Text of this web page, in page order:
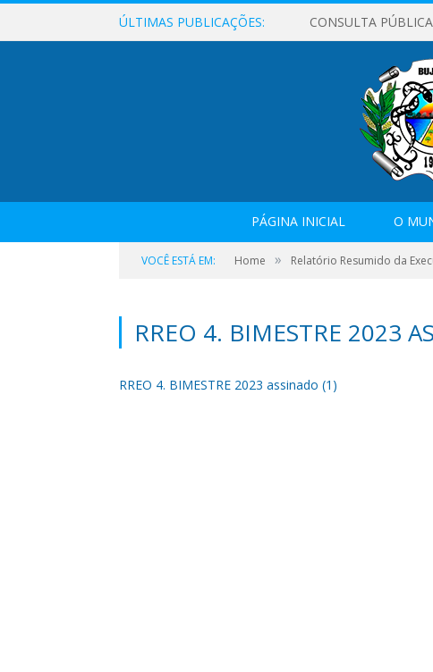
ÚLTIMAS PUBLICAÇÕES: CONSULTA PÚBLICA
PÁGINA INICIAL O
VOCÊ ESTÁ EM: Home » Relatório Resumido da
RREO 4. BIMESTRE 2023
RREO 4. BIMESTRE 2023 assinado (1)